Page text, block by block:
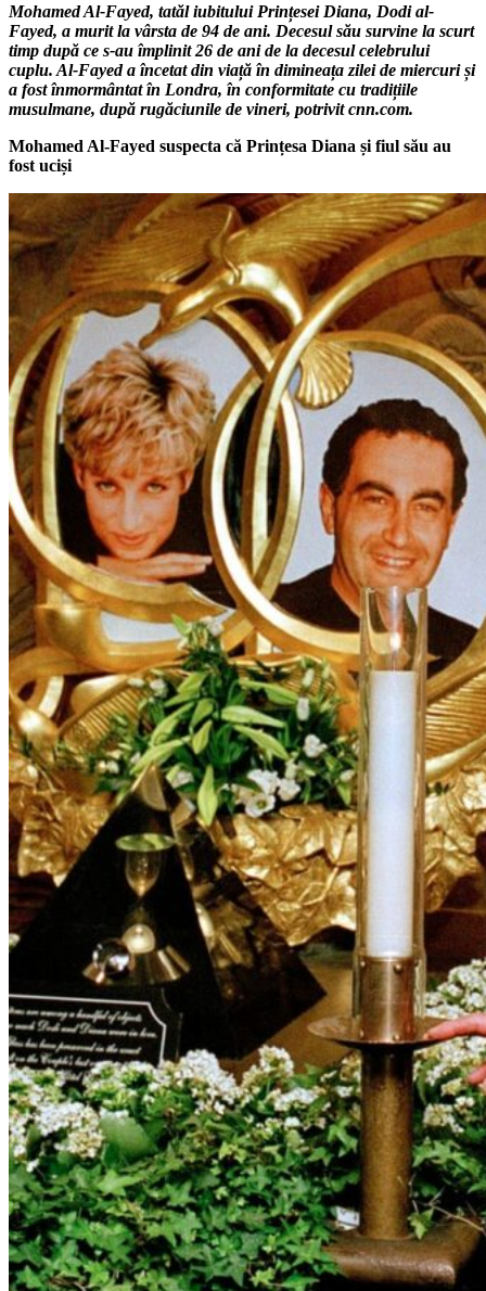
Mohamed Al-Fayed, tatăl iubitului Prințesei Diana, Dodi al-
Fayed, a murit la vârsta de 94 de ani. Decesul său survine la scurt
timp după ce s-au împlinit 26 de ani de la decesul celebrului
cuplu. Al-Fayed a încetat din viață în dimineața zilei de miercuri și
a fost înmormântat în Londra, în conformitate cu tradițiile
musulmane, după rugăciunile de vineri, potrivit cnn.com.
Mohamed Al-Fayed suspecta că Prințesa Diana și fiul său au
fost uciși